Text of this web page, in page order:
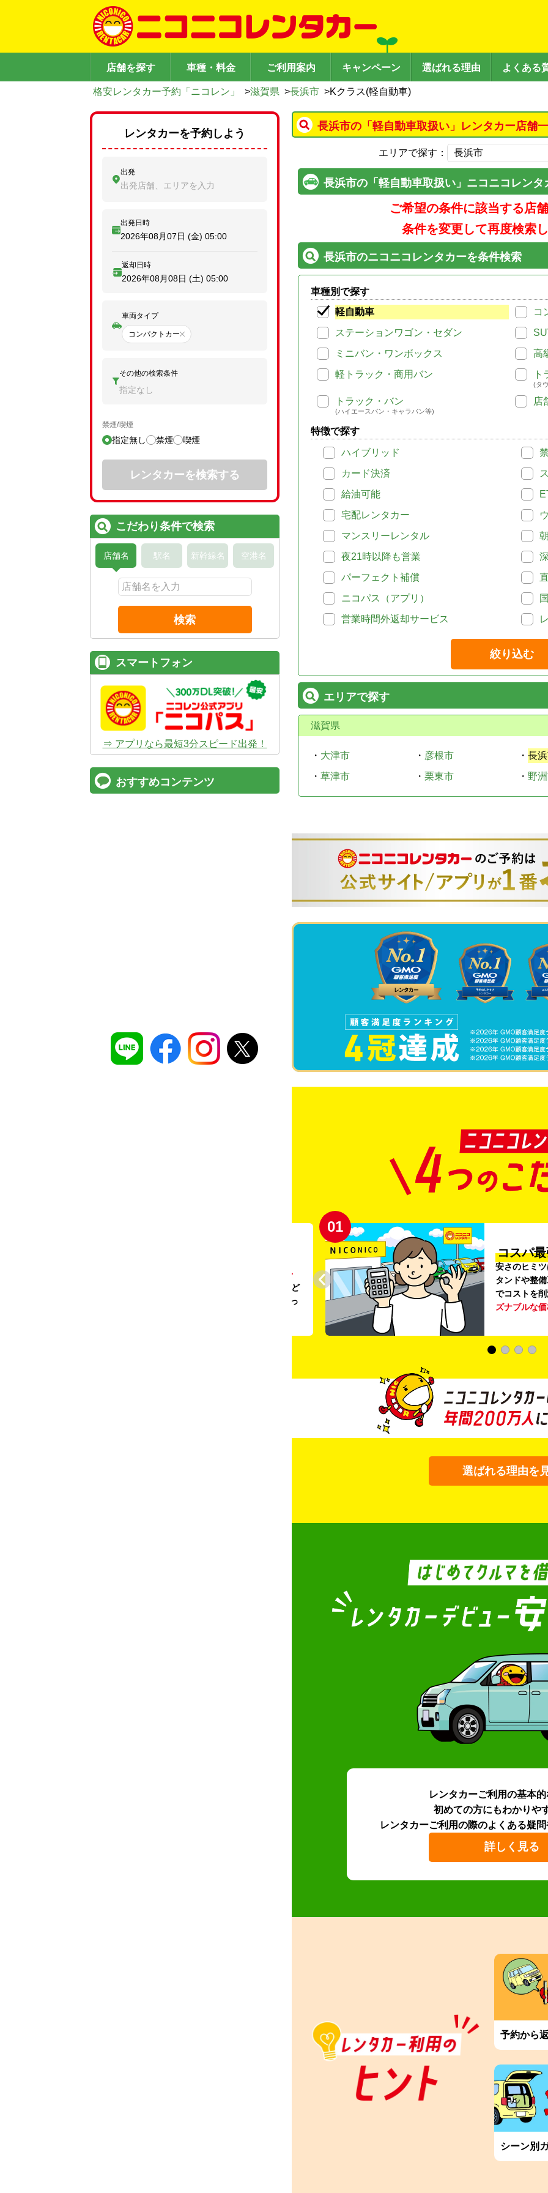
店舗を探す 車種・料金 ご利用案内 キャンペーン 選ばれる理由 よくある
格安レンタカー予約「ニコレン」 >滋賀県 >長浜市 >Kクラス(軽自動車)
長浜市の「軽自動車取扱い」レンタカー店舗
エリアで探す：
長浜市の「軽自動車取扱い」ニコニコレンタ
ご希望の条件に該当する店
条件を変更して再度検索
長浜市のニコニコレンタカーを条件検索
車種別で探す
軽自動車
コ
ステーションワゴン・セダン
ミニバン・ワンボックス
高
軽トラック・商用バン
ト
(タ
トラック・バン
(ハイエースバン・キャラバン等)
店
特徴で探す
ハイブリッド
カード決済
給油可能
宅配レンタカー
マンスリーレンタル
夜21時以降も営業
パーフェクト補償
ニコパス（アプリ）
営業時間外返却サービス
絞り込む
エリアで探す
滋賀県
・ 大津市 ・ 彦根市 ・ 長
・ 草津市 ・ 栗東市 ・ 野
リー
02
プロ品
ご利用のた
掃・除菌を
ける車内環
選ばれる理由を
レンタカーご利用の基本
初めての方にもわかりや
レンタカーご利用の際のよくある疑問
詳しく見る
予約から
シーン別
レンタカーを予約しよう
出発
出発店舗、エリアを入力
出発日時
2026年08月07日 (金) 05:00
返却日時
2026年08月08日 (土) 05:00
車両タイプ
コンパクトカー
その他の検索条件
指定なし
禁煙/喫煙
指定無し 禁煙 喫煙
レンタカーを検索する
こだわり条件で検索
店舗名 駅名 新幹線名 空港名
検索
スマートフォン
⇒ アプリなら最短3分スピード出発！
おすすめコンテンツ